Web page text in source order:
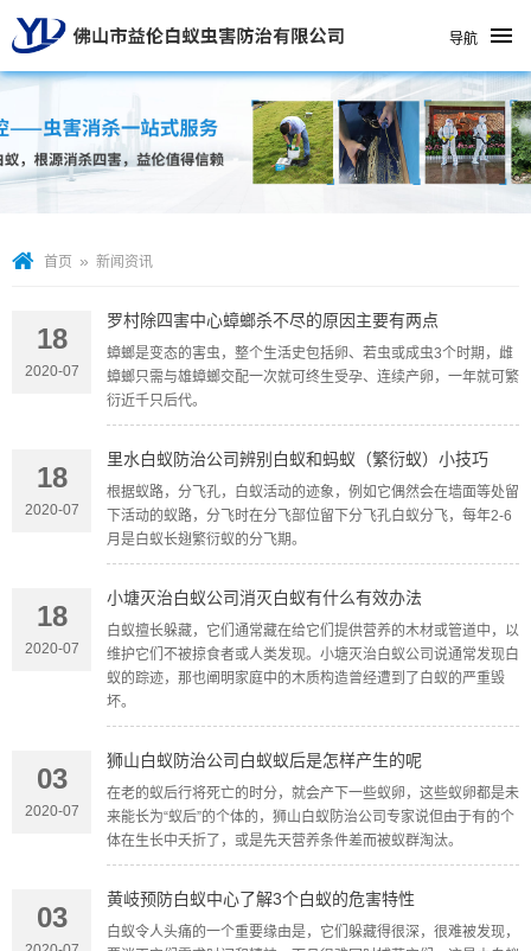
导航
首页 » 新闻资讯
18
2020-07
罗村除四害中心蟑螂杀不尽的原因主要有两点
蟑螂是变态的害虫，整个生活史包括卵、若虫或成虫3个时期，雌
蟑螂只需与雄蟑螂交配一次就可终生受孕、连续产卵，一年就可繁
衍近千只后代。
18
2020-07
里水白蚁防治公司辨别白蚁和蚂蚁（繁衍蚁）小技巧
根据蚁路，分飞孔，白蚁活动的迹象，例如它偶然会在墙面等处留
下活动的蚁路，分飞时在分飞部位留下分飞孔白蚁分飞，每年2-6
月是白蚁长翅繁衍蚁的分飞期。
18
2020-07
小塘灭治白蚁公司消灭白蚁有什么有效办法
白蚁擅长躲藏，它们通常藏在给它们提供营养的木材或管道中，以
维护它们不被掠食者或人类发现。小塘灭治白蚁公司说通常发现白
蚁的踪迹，那也阐明家庭中的木质构造曾经遭到了白蚁的严重毁
坏。
03
2020-07
狮山白蚁防治公司白蚁蚁后是怎样产生的呢
在老的蚁后行将死亡的时分，就会产下一些蚁卵，这些蚁卵都是未
来能长为“蚁后”的个体的，狮山白蚁防治公司专家说但由于有的个
体在生长中夭折了，或是先天营养条件差而被蚁群淘汰。
03
黄岐预防白蚁中心了解3个白蚁的危害特性
白蚁令人头痛的一个重要缘由是，它们躲藏得很深，很难被发现，